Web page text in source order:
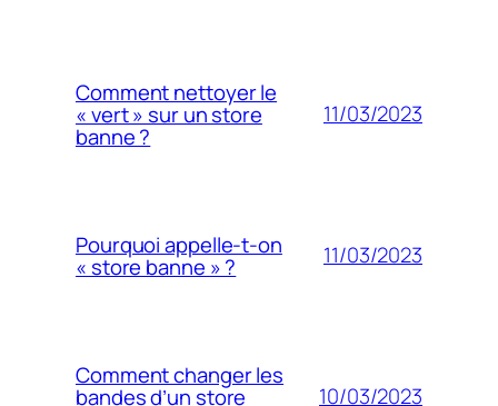
Comment nettoyer le
« vert » sur un store
banne ?
11/03/2023
Pourquoi appelle-t-on
« store banne » ? 11/03/2023
Comment changer les
bandes d’un store 10/03/2023